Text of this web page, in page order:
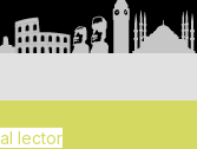
lector